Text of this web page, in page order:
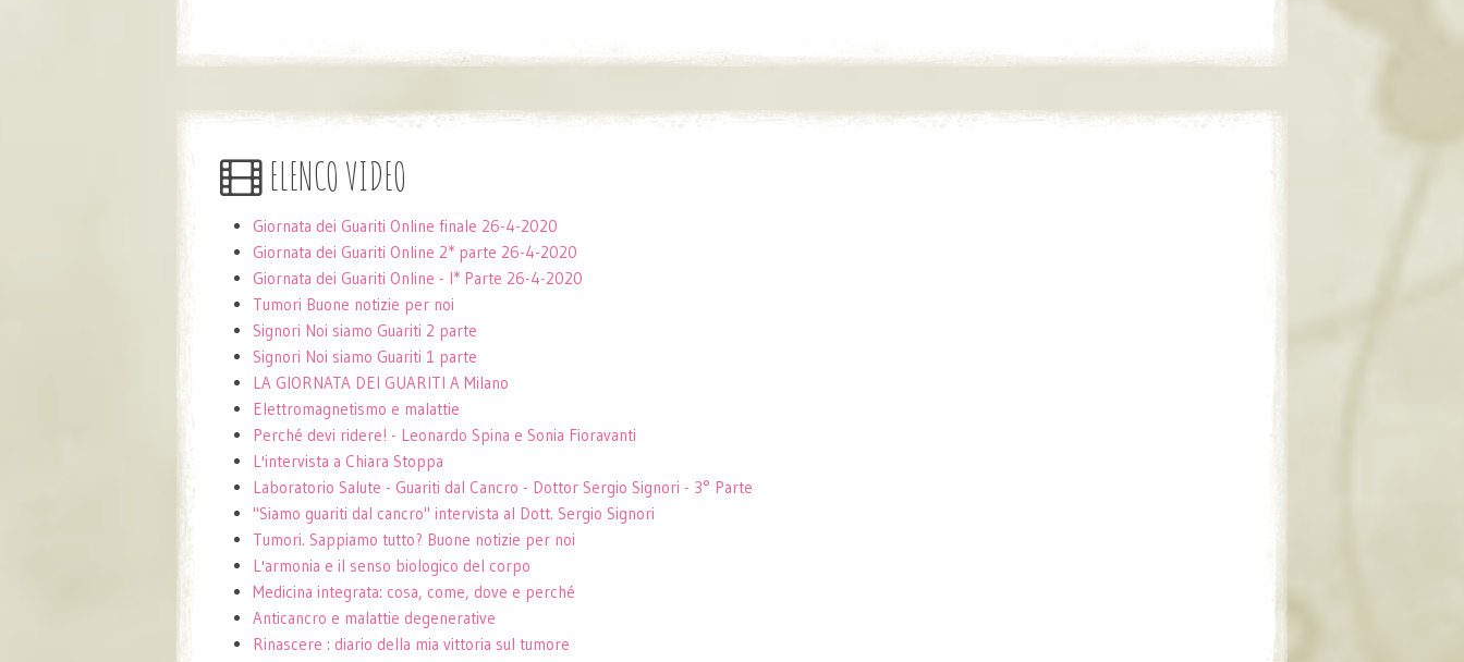
ELENCO VIDEO
Giornata dei Guariti Online finale 26-4-2020
Giornata dei Guariti Online 2* parte 26-4-2020
Giornata dei Guariti Online - I* Parte 26-4-2020
Tumori Buone notizie per noi
Signori Noi siamo Guariti 2 parte
Signori Noi siamo Guariti 1 parte
LA GIORNATA DEI GUARITI A Milano
Elettromagnetismo e malattie
Perché devi ridere! - Leonardo Spina e Sonia Fioravanti
L'intervista a Chiara Stoppa
Laboratorio Salute - Guariti dal Cancro - Dottor Sergio Signori - 3° Parte
"Siamo guariti dal cancro" intervista al Dott. Sergio Signori
Tumori. Sappiamo tutto? Buone notizie per noi
L'armonia e il senso biologico del corpo
Medicina integrata: cosa, come, dove e perché
Anticancro e malattie degenerative
Rinascere : diario della mia vittoria sul tumore